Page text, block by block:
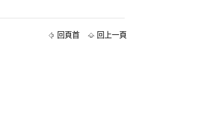
回頁首 回上一頁